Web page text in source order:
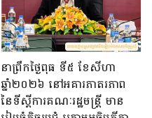
នាព្រឹកថ្ងៃពុធ ទី៥ ខែសីហា
ឆ្នាំ២០២៦ នៅអគារភាតរភាព
នៃទីស្តីការគណៈរដ្ឋមន្រ្តី មាន